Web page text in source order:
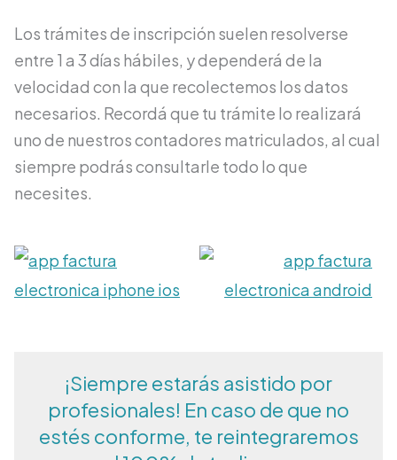
Los trámites de inscripción suelen resolverse
entre 1 a 3 días hábiles, ydependerá de la
velocidad con la que recolectemos los datos
necesarios. Recordá que tu trámite lo realizará
uno de nuestros contadores matriculados, al cual
siempre podrás consultarle todo lo que
necesites.
¡Siempre estarás asistido por
profesionales! En caso de que no
estés conforme, te reintegraremos